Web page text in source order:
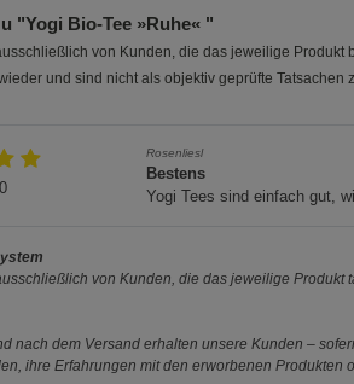
"Yogi Bio-Tee »Ruhe« "
von Kunden, die das jeweilige
und sind nicht als objektiv geprüfte Tatsachen
Rosenliesl
Bestens
Yogi Tees sind einfach gut,
von Kunden, die das jeweilige
nach dem Versand erhalten unsere Kunden –
ihre Erfahrungen mit den erworbenen Produkten